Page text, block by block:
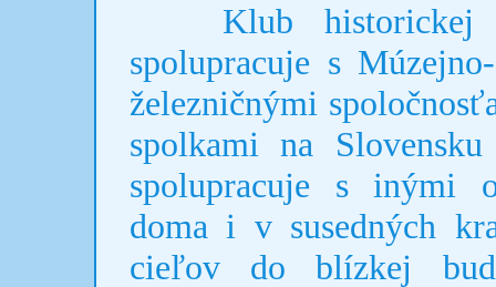
Klub historickej
spolupracuje s
železničnými
spolkami na
spolupracuje s inými
doma i v susedných
cieľov do blízkej